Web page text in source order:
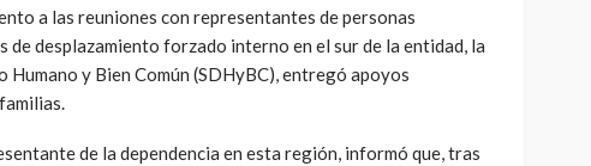
a las reuniones con representantes de personas
de desplazamiento forzado interno en el sur de la entidad, la
y Bien Común (SDHyBC), entregó apoyos
de la dependencia en esta región, informó que, tras